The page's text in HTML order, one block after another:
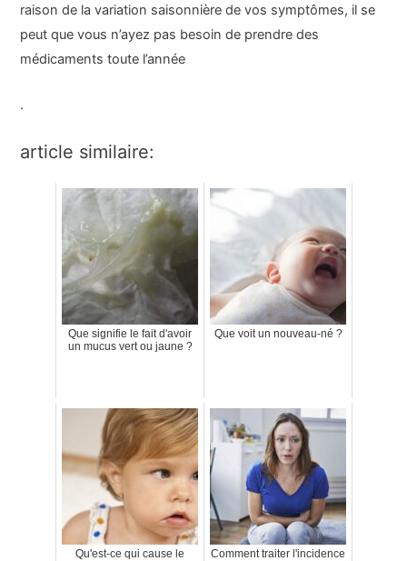
raison de la variation saisonnière de vos symptômes, il se
peut que vous n’ayez pas besoin de prendre des
médicaments toute l’année
.
article similaire:
Que signifie le fait d'avoir
un mucus vert ou jaune ?
Que voit un nouveau-né ?
Qu'est-ce qui cause le
Comment traiter l'incidence